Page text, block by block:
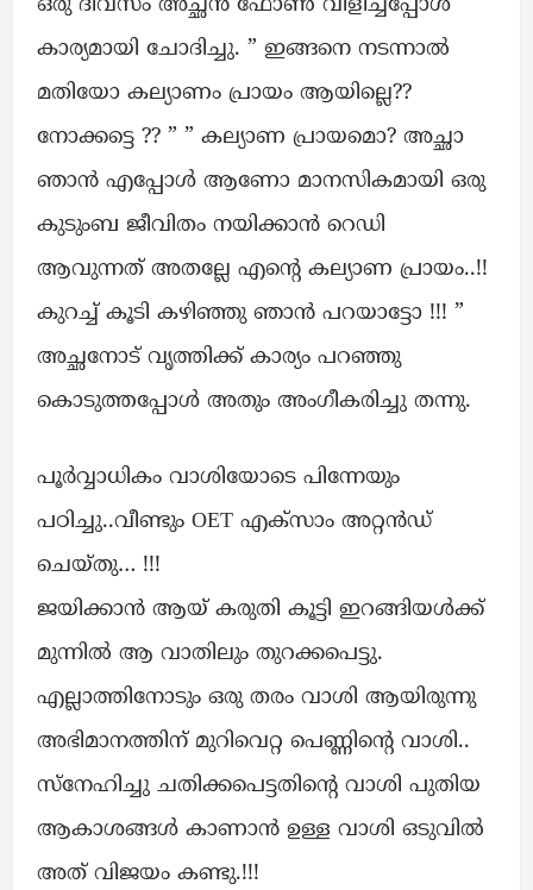
ഒരു ദിവസം അച്ഛൻ ഫോൺ വിളിച്ചപ്പോൾ
കാര്യമായി ചോദിച്ചു. ” ഇങ്ങനെ നടന്നാൽ
മതിയോ കല്യാണം പ്രായം ആയില്ലെ??
നോക്കട്ടെ ?? ” ” കല്യാണ പ്രായമൊ? അച്ഛാ
ഞാൻ എപ്പോൾ ആണോ മാനസികമായി ഒരു
കുടുംബ ജീവിതം നയിക്കാൻ റെഡി
ആവുന്നത് അതല്ലേ എന്റെ കല്യാണ പ്രായം..!!
കുറച്ച് കൂടി കഴിഞ്ഞു ഞാൻ പറയാട്ടോ !!! ”
അച്ഛനോട്‌ വൃത്തിക്ക് കാര്യം പറഞ്ഞു
കൊടുത്തപ്പോൾ അതും അംഗീകരിച്ചു തന്നു.
പൂർവ്വാധികം വാശിയോടെ പിന്നേയും
പഠിച്ചു..വീണ്ടും OET എക്സാം അറ്റൻഡ്
ചെയ്തു… !!!
ജയിക്കാൻ ആയ് കരുതി കൂട്ടി ഇറങ്ങിയൾക്ക്
മുന്നിൽ ആ വാതിലും തുറക്കപെട്ടു.
എല്ലാത്തിനോടും ഒരു തരം വാശി ആയിരുന്നു
അഭിമാനത്തിന് മുറിവെറ്റ പെണ്ണിന്റെ വാശി..
സ്നേഹിച്ചു ചതിക്കപെട്ടതിന്റെ വാശി പുതിയ
ആകാശങ്ങൾ കാണാൻ ഉള്ള വാശി ഒടുവിൽ
അത് വിജയം കണ്ടു.!!!